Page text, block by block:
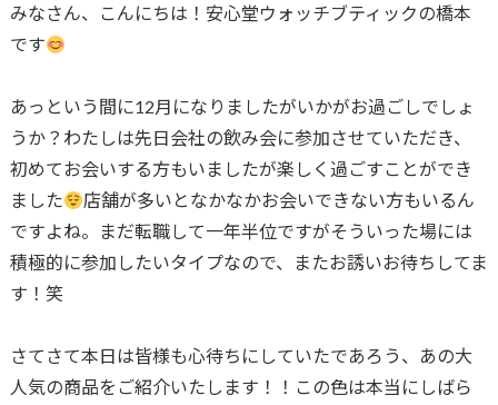
みなさん、こんにちは！安心堂ウォッチブティックの橋本
です
あっという間に12月になりましたがいかがお過ごしでしょ
うか？わたしは先日会社の飲み会に参加させていただき、
初めてお会いする方もいましたが楽しく過ごすことができ
ました
店舗が多いとなかなかお会いできない方もいるん
ですよね。まだ転職して一年半位ですがそういった場には
積極的に参加したいタイプなので、またお誘いお待ちしてま
す！笑
さてさて本日は皆様も心待ちにしていたであろう、あの大
人気の商品をご紹介いたします！！この色は本当にしばら